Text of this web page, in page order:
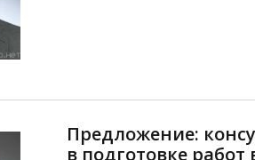
Предложение:
в подготовке